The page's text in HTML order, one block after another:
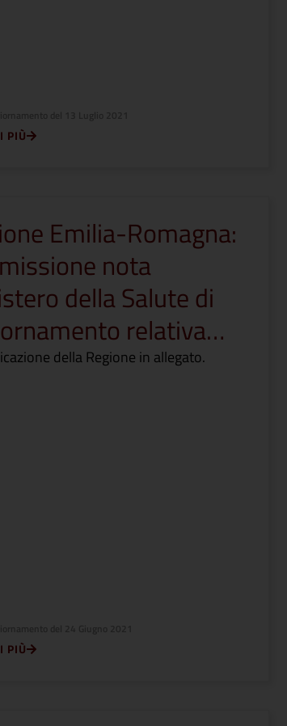
PIÙ
Emilia-Romagna:
nota
della Salute di
relativa…
della Regione in allegato.
PIÙ